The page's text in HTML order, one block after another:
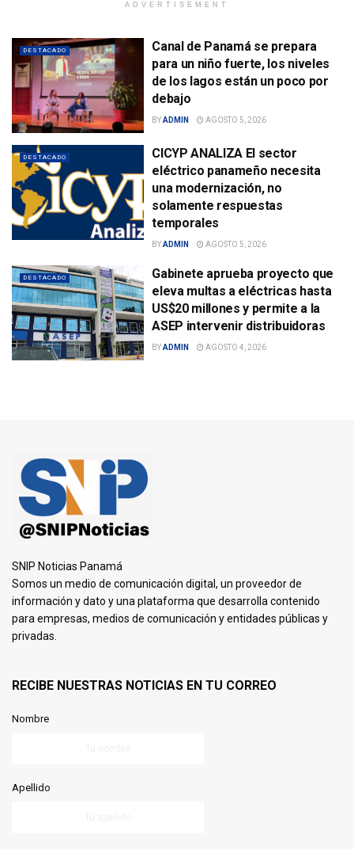
ADVERTISEMENT
DESTACADO
Canal de Panamá se prepara
para un niño fuerte, los niveles
de los lagos están un poco por
debajo
BYADMIN AGOSTO 5, 2026
DESTACADO
CICYP ANALIZA El sector
eléctrico panameño necesita
una modernización, no
solamente respuestas
temporales
BYADMIN AGOSTO 5, 2026
DESTACADO
Gabinete aprueba proyecto que
eleva multas a eléctricas hasta
US$20 millones y permite a la
ASEP intervenir distribuidoras
BYADMIN AGOSTO 4, 2026
SNIP Noticias Panamá
Somos un medio de comunicación digital, un proveedor de
información y dato y una plataforma que desarrolla contenido
para empresas, medios de comunicación y entidades públicas y
privadas.
RECIBE NUESTRAS NOTICIAS EN TU CORREO
Nombre
Apellido